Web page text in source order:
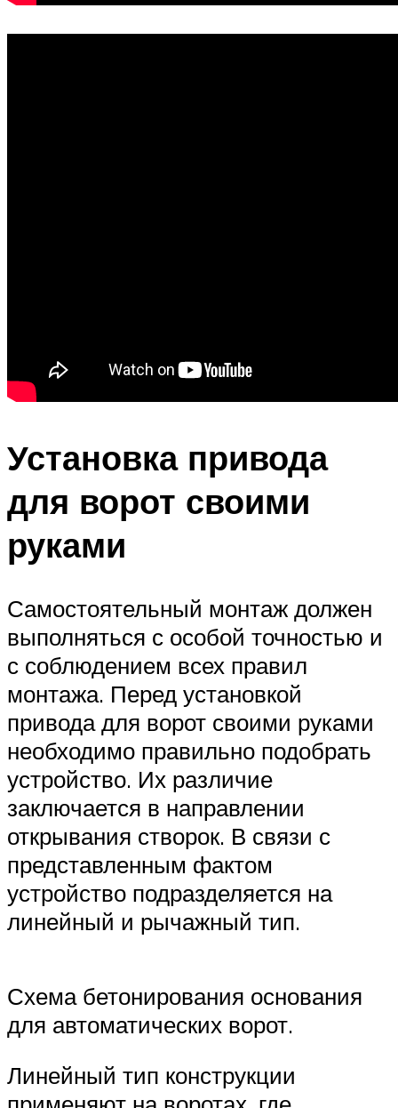
Установка привода
для ворот своими
руками
Самостоятельный монтаж должен
выполняться с особой точностью и
с соблюдением всех правил
монтажа. Перед установкой
привода для ворот своими руками
необходимо правильно подобрать
устройство. Их различие
заключается в направлении
открывания створок. В связи с
представленным фактом
устройство подразделяется на
линейный и рычажный тип.
Схема бетонирования основания
для автоматических ворот.
Линейный тип конструкции